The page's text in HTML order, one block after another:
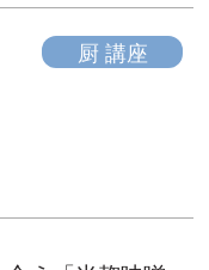
厨 講座